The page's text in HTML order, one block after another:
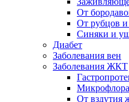
От
От рубцов
Синяки и
Диабет
Заболевания вен
Заболевания ЖКТ
От вздутия